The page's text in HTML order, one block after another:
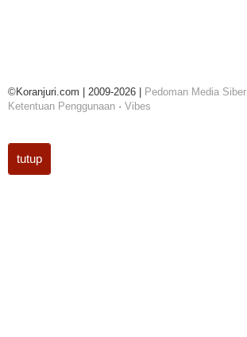
©Koranjuri.com | 2009-2026 | Pedoman Media Siber
Ketentuan Penggunaan · Vibes
tutup